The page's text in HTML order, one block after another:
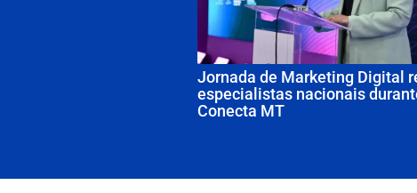
Jornada de Marketing Digital
especialistas nacionais
Conecta MT